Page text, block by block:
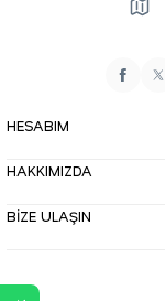
HESABIM
HAKKIMIZDA
BİZE ULAŞIN